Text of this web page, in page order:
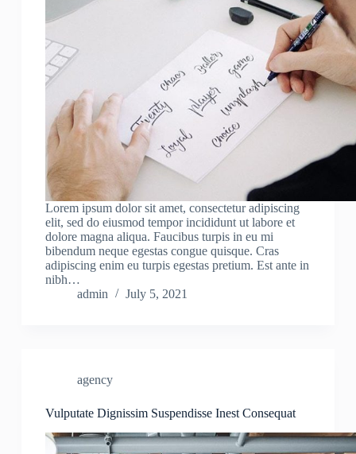
Lorem ipsum dolor sit amet, consectetur adipiscing
elit, sed do eiusmod tempor incididunt ut labore et
dolore magna aliqua. Faucibus turpis in eu mi
bibendum neque egestas congue quisque. Cras
adipiscing enim eu turpis egestas pretium. Est ante in
nibh…
admin
July 5, 2021
agency
Vulputate Dignissim Suspendisse Inest Consequat